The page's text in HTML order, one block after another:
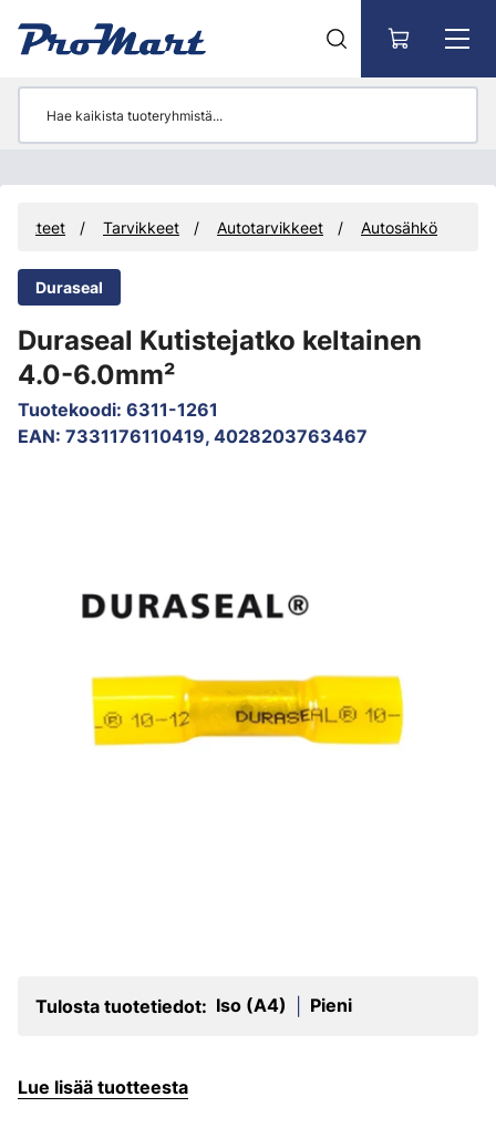
Tuotteet Tarvikkeet Autotarvikkeet Autosähkö
Duraseal
Duraseal Kutistejatko keltainen
4.0-6.0mm²
Tuotekoodi: 6311-1261
EAN: 7331176110419, 4028203763467
Tulosta tuotetiedot: Iso (A4) Pieni
Lue lisää tuotteesta